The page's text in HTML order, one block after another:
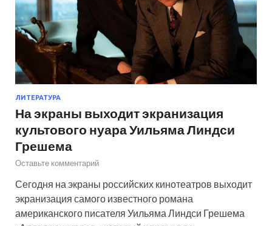
ЛИТЕРАТУРА
На экраны выходит экранизация
культового нуара Уильяма Линдси
Грешема
Оставьте комментарий
Сегодня на экраны российских кинотеатров выходит
экранизация самого известного романа
американского писателя Уильяма Линдси Грешема